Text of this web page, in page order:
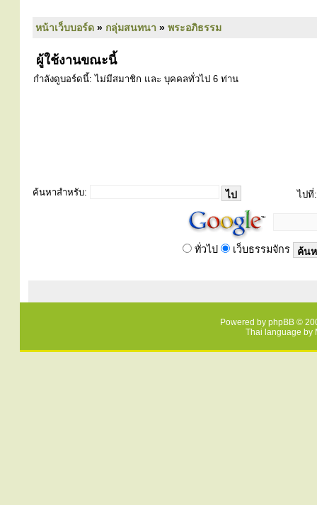
หน้าเว็บบอร์ด » กลุ่มสนทนา » พระอภิธรรม
ผู้ใช้งานขณะนี้
กำลังดูบอร์ดนี้: ไม่มีสมาชิก และ บุคคลทั่วไป 6 ท่าน
ค้นหาสำหรับ: ไปที่:
ทั่วไป เว็บธรรมจักร
Powered by phpBB ©
Thai language by